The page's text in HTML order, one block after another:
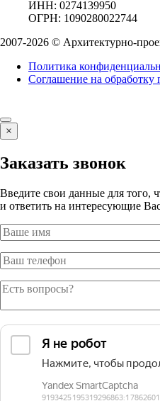
ИНН: 0274139950
ОГРН: 1090280022744
2007-2026 © Архитектурно-
Политика
Соглашение на
×
Заказать звонок
Введите свои данные для того,
и ответить на интересующие